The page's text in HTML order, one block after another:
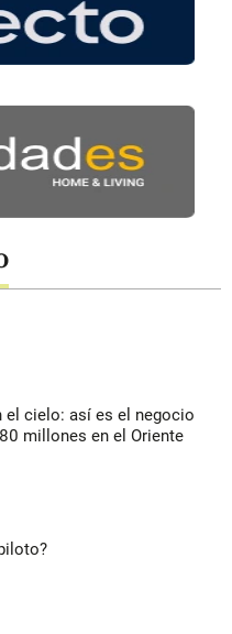
el cielo: así es el negocio
millones en el Oriente